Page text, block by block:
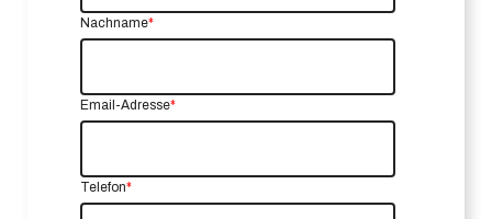
Nachname*
Email-Adresse*
Telefon*